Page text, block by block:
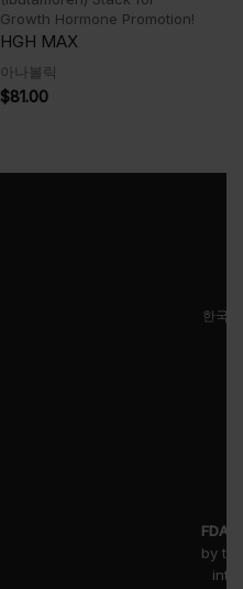
Growth Hormone Promotion!
HGH MAX
아나볼릭
$81.00
한국
FDA
by